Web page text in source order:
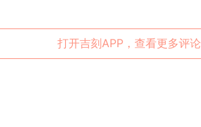
打开吉刻APP，查看更多评论